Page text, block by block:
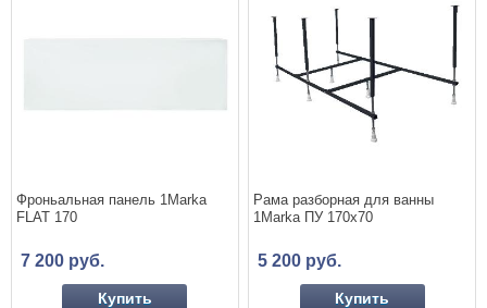
Фроньальная панель 1Marka
FLAT 170
7 200 руб.
Купить
Рама разборная для ванны
1Marka ПУ 170x70
5 200 руб.
Купить